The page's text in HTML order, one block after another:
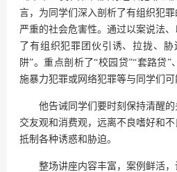
言，为同学们深入剖析了有组织犯
严重的社会危害性。通过以案说法
了有组织犯罪团伙引诱、拉拢、
阱”。重点剖析了“校园贷”“套路贷
施暴力犯罪或网络犯罪等与同学们可
他告诫同学们要时刻保持清醒的
交友观和消费观，远离不良嗜好和
抵制各种诱惑和胁迫。
整场讲座内容丰富，案例鲜活